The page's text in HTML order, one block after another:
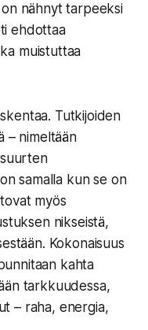
nähnyt tarpeeksi
ehdottaa
muistuttaa
Tutkijoiden
– nimeltään
samalla kun se on
myös
nikseistä,
Kokonaisuus
kahta
tarkkuudessa,
– raha, energia,